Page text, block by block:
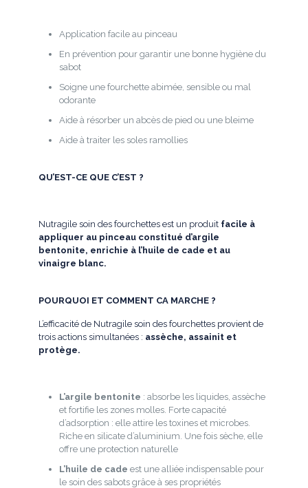
Application facile au pinceau
En prévention pour garantir une bonne hygiène du
sabot
Soigne une fourchette abimée, sensible ou mal
odorante
Aide à résorber un abcès de pied ou une bleime
Aide à traiter les soles ramollies
QU’EST-CE QUE C’EST ?
Nutragile soin des fourchettes est un produit facile à
appliquer au pinceau constitué d’argile
bentonite, enrichie à l’huile de cade et au
vinaigre blanc.
POURQUOI ET COMMENT CA MARCHE ?
L’efficacité de Nutragile soin des fourchettes provient de
trois actions simultanées : assèche, assainit et
protège.
L’argile bentonite : absorbe les liquides, assèche
et fortifie les zones molles. Forte capacité
d’adsorption : elle attire les toxines et microbes.
Riche en silicate d’aluminium. Une fois sèche, elle
offre une protection naturelle
L’huile de cade est une alliée indispensable pour
le soin des sabots grâce à ses propriétés